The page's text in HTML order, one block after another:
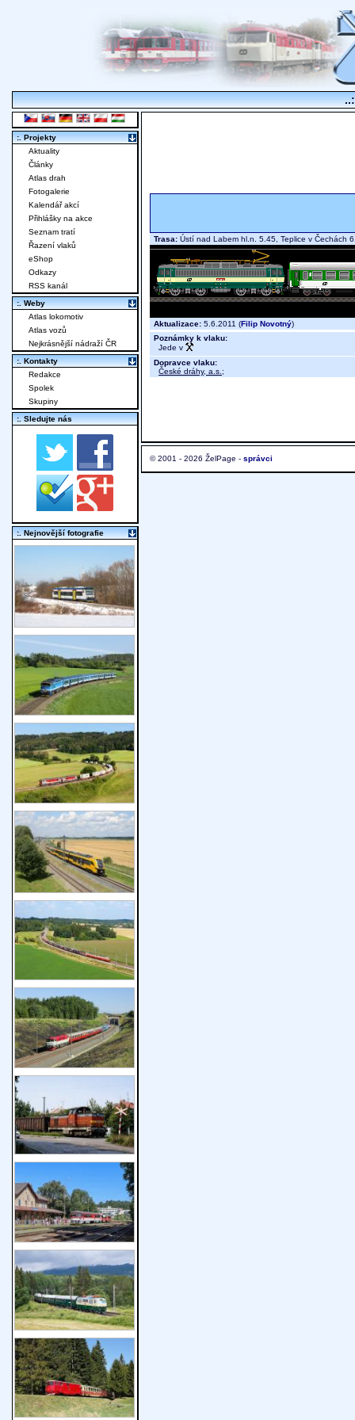
Trasa: Ústí nad Labem hl.n. 5.45, Teplice v
Aktualizace: 5.6.2011 (Filip Novotný)
Poznámky k vlaku:
Jede v
Dopravce vlaku:
České dráhy, a.s. ;
© 2001 - 2026 ŽelPage - správci
:. Projekty
Aktuality
Články
Atlas drah
Fotogalerie
Kalendář akcí
Přihlášky na akce
Seznam tratí
Řazení vlaků
eShop
Odkazy
RSS kanál
:. Weby
Atlas lokomotiv
Atlas vozů
Nejkrásnější nádraží ČR
:. Kontakty
Redakce
Spolek
Skupiny
:. Sledujte nás
:. Nejnovější fotografie